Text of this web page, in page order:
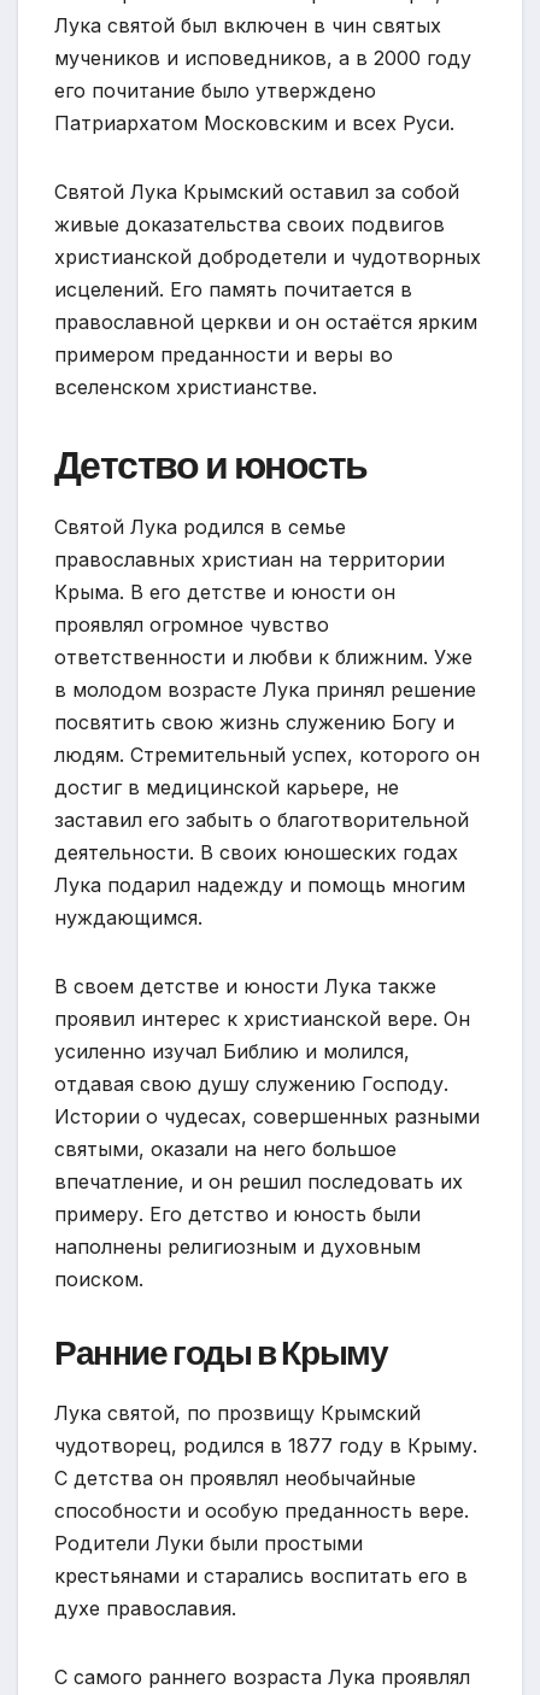
Лука святой был включен в чин святых
мучеников и исповедников, а в 2000 году
его почитание было утверждено
Патриархатом Московским и всех Руси.
Святой Лука Крымский оставил за собой
живые доказательства своих подвигов
христианской добродетели и чудотворных
исцелений. Его память почитается в
православной церкви и он остаётся ярким
примером преданности и веры во
вселенском христианстве.
Детство и юность
Святой Лука родился в семье
православных христиан на территории
Крыма. В его детстве и юности он
проявлял огромное чувство
ответственности и любви к ближним. Уже
в молодом возрасте Лука принял решение
посвятить свою жизнь служению Богу и
людям. Стремительный успех, которого он
достиг в медицинской карьере, не
заставил его забыть о благотворительной
деятельности. В своих юношеских годах
Лука подарил надежду и помощь многим
нуждающимся.
В своем детстве и юности Лука также
проявил интерес к христианской вере. Он
усиленно изучал Библию и молился,
отдавая свою душу служению Господу.
Истории о чудесах, совершенных разными
святыми, оказали на него большое
впечатление, и он решил последовать их
примеру. Его детство и юность были
наполнены религиозным и духовным
поиском.
Ранние годы в Крыму
Лука святой, по прозвищу Крымский
чудотворец, родился в 1877 году в Крыму.
С детства он проявлял необычайные
способности и особую преданность вере.
Родители Луки были простыми
крестьянами и старались воспитать его в
духе православия.
С самого раннего возраста Лука проявлял